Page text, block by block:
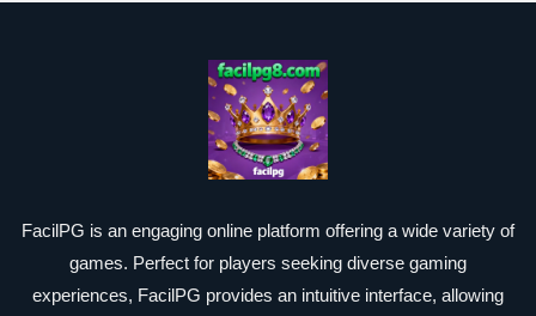
FacilPG is an engaging online platform offering a wide variety of
games. Perfect for players seeking diverse gaming
experiences, FacilPG provides an intuitive interface, allowing